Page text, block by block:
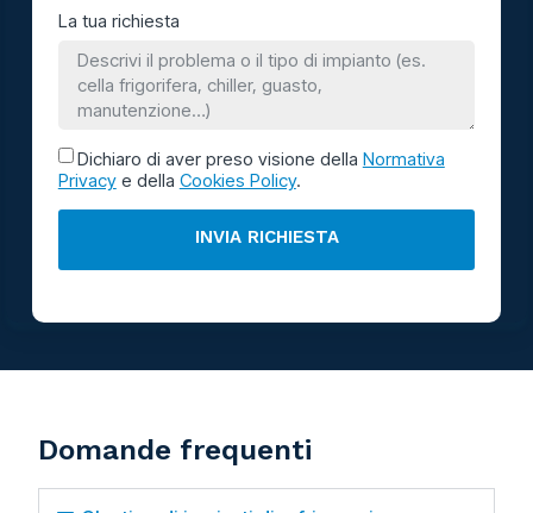
La tua richiesta
Dichiaro di aver preso visione della Normativa
Privacye della Cookies Policy.
INVIA RICHIESTA
Domande frequenti